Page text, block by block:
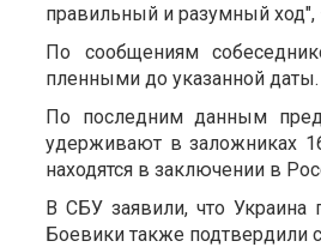
правильный и разумный ход",
По сообщениям
пленными до указанной даты.
По последним данным
удерживают в заложниках
находятся в заключении в
В СБУ заявили, что
Боевики также подтвердили